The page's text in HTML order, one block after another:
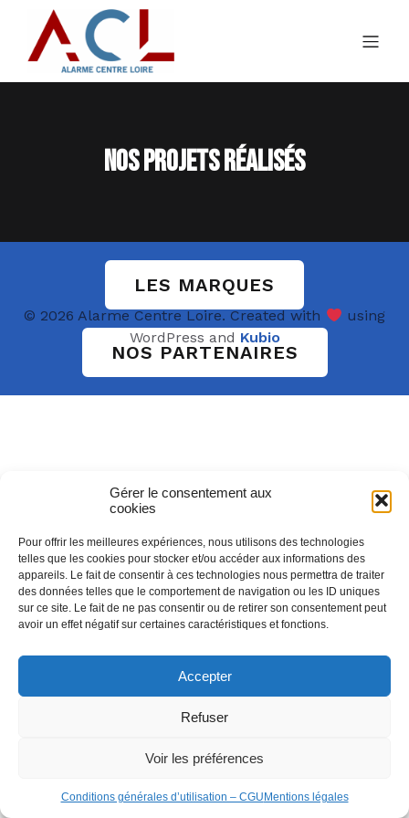
Gérer le consentement aux
cookies
Pour offrir les meilleures expériences, nous utilisons des technologies
telles que les cookies pour stocker et/ou accéder aux informations des
appareils. Le fait de consentir à ces technologies nous permettra de traiter
des données telles que le comportement de navigation ou les ID uniques
sur ce site. Le fait de ne pas consentir ou de retirer son consentement peut
avoir un effet négatif sur certaines caractéristiques et fonctions.
Accepter
Refuser
Voir les préférences
Conditions générales d’utilisation – CGU Mentions légales
Nos projets réalisés
LES MARQUES
NOS PARTENAIRES
© 2026 Alarme Centre Loire. Created with
using
WordPress and Kubio